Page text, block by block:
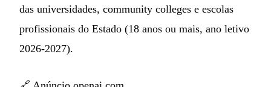
das universidades, community colleges e escolas
profissionais do Estado (18 anos ou mais, ano letivo
2026-2027).